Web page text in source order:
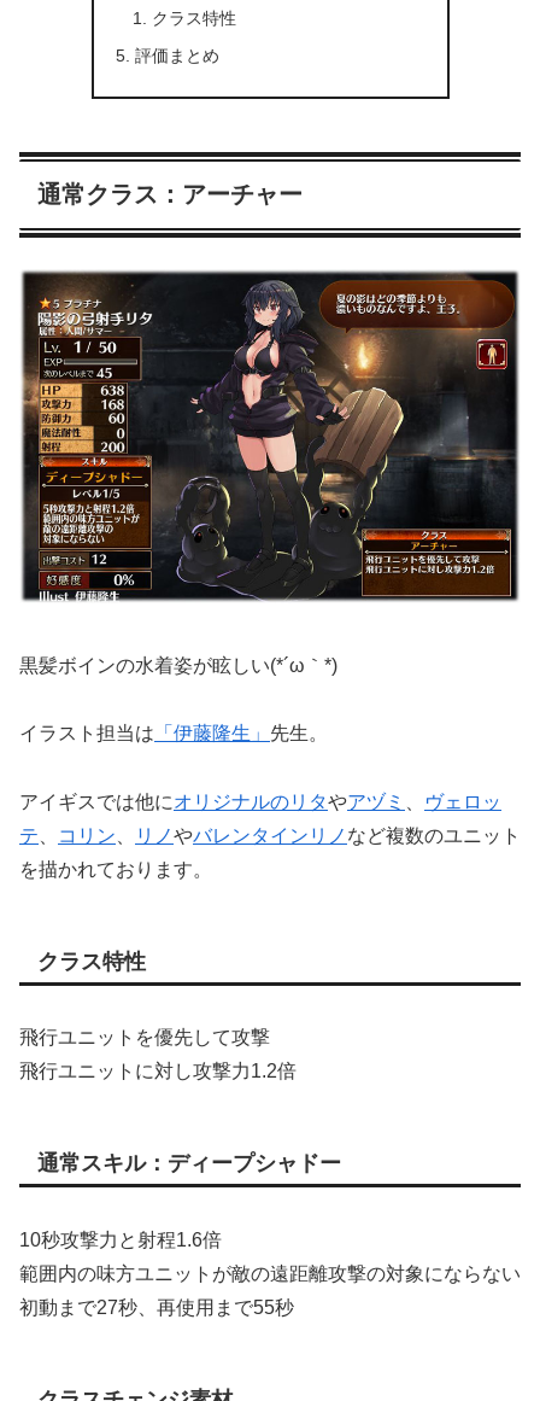
クラス特性
評価まとめ
通常クラス：アーチャー
黒髪ボインの水着姿が眩しい(*´ω｀*)
イラスト担当は 「伊藤隆生」 先生。
アイギスでは他にオリジナルのリタやアヅミ
ヴェロッ
テ
コリン リノやバレンタインリノ など複数のユニット
を描かれております。
クラス特性
飛行ユニットを優先して攻撃
飛行ユニットに対し攻撃力1.2倍
通常スキル：ディープシャドー
10秒攻撃力と射程1.6倍
範囲内の味方ユニットが敵の遠距離攻撃の対象にならない
初動まで27秒、再使用まで55秒